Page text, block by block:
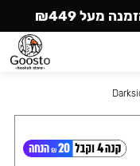
מעל ₪449